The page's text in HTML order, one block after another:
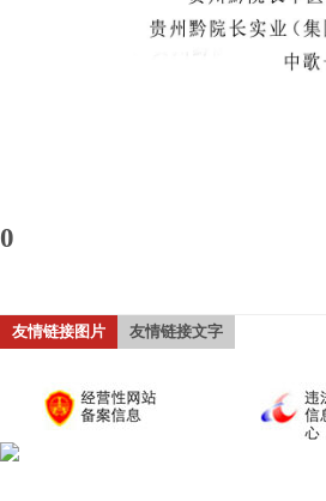
0
友情链接图片 友情链接文字